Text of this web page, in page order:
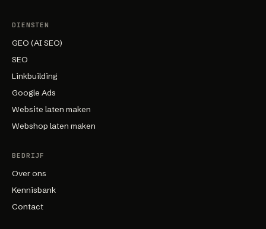
DIENSTEN
GEO (AI SEO)
SEO
Linkbuilding
Google Ads
Website laten maken
Webshop laten maken
BEDRIJF
Over ons
Kennisbank
Contact